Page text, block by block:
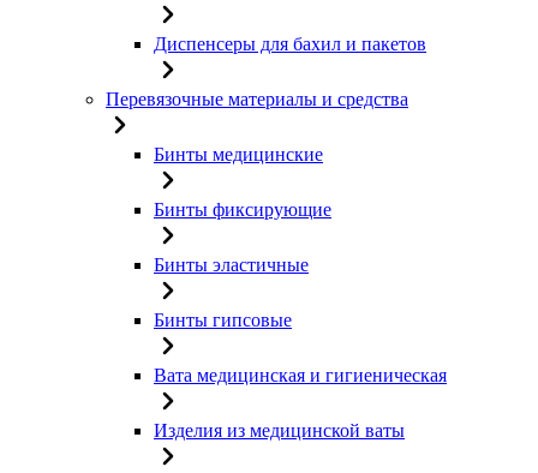
Диспенсеры для бахил и пакетов
Перевязочные материалы и средства
Бинты медицинские
Бинты фиксирующие
Бинты эластичные
Бинты гипсовые
Вата медицинская и гигиеническая
Изделия из медицинской ваты